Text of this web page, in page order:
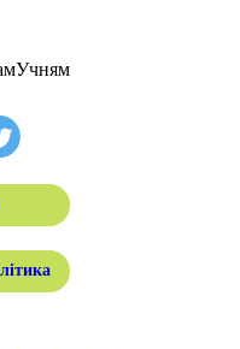
Учням